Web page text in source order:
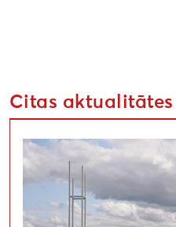
Citas aktualitātes